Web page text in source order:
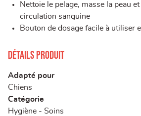
Nettoie le pelage, masse la peau
circulation sanguine
Bouton de dosage facile à utiliser
Détails produit
Adapté pour
Chiens
Catégorie
Hygiène - Soins